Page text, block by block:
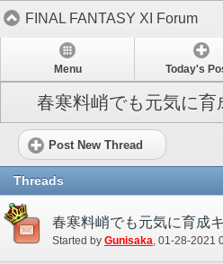
FINAL FANTASY XI Forum
Menu Today's
Post New Thread
Threads
春寒料峭でも元気に育成
Started by Gunisaka‎, 01-28-2021